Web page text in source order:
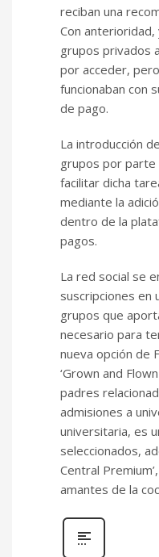
reciban una
Con
grupos privados
por acceder,
funcionaban con
de pago.
La introducción
grupos por parte
facilitar dicha
mediante la
dentro de la
pagos.
La red social se
suscripciones en
grupos que
necesario para
nueva opción de
‘Grown and
padres
admisiones a
universitaria, es
seleccionados,
Central
amantes de la